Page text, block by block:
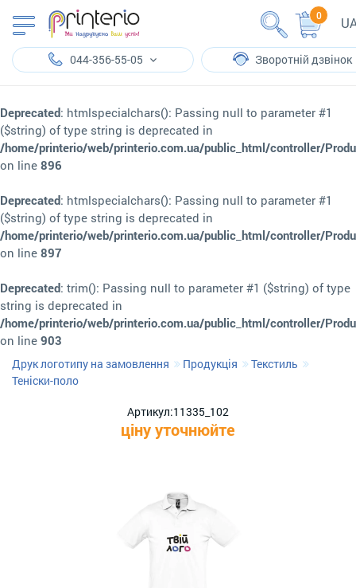
Deprecated: htmlspecialchars(): Passing null to parameter #1
($string) of type string is deprecated in
/home/printerio/web/printerio.com.ua/public_html/controller/
on line 896
Deprecated: htmlspecialchars(): Passing null to parameter #1
($string) of type string is deprecated in
/home/printerio/web/printerio.com.ua/public_html/controller/
on line 897
Deprecated: trim(): Passing null to parameter #1 ($string) of type
string is deprecated in
/home/printerio/web/printerio.com.ua/public_html/controller/
on line 903
0
044-356-55-05 Зворотній дзвінок
Друк логотипу на замовлення Продукція
Текстиль
Теніски-поло
Артикул:11335_102
ціну уточнюйте